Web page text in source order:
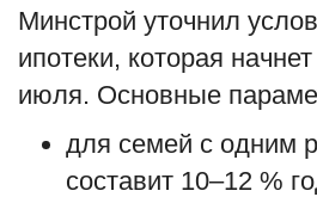
Язык
English Русский
Минстрой уточнил
ипотеки, которая
июля. Основные
для семей с одним
составит 10–12 %